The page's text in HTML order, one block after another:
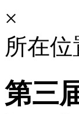
×
所在位
第三